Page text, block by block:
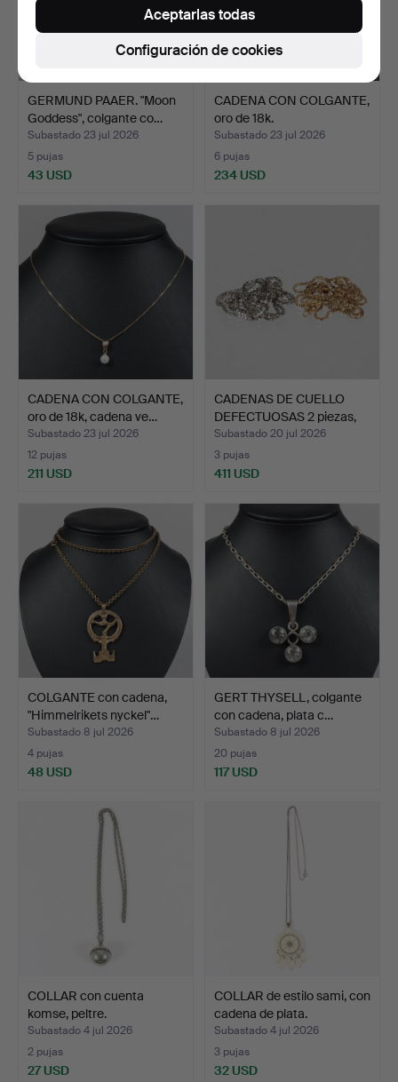
GERMUND PAAER. "Moon
Goddess", colgante co…
Subastado 23 jul 2026
5 pujas
43 USD
CADENA CON COLGANTE,
oro de 18k.
Subastado 23 jul 2026
6 pujas
234 USD
CADENA CON COLGANTE,
oro de 18k, cadena ve…
Subastado 23 jul 2026
12 pujas
211 USD
CADENAS DE CUELLO
DEFECTUOSAS 2 piezas,
or…
Subastado 20 jul 2026
3 pujas
411 USD
COLGANTE con cadena,
"Himmelrikets nyckel"…
Subastado 8 jul 2026
4 pujas
48 USD
GERT THYSELL, colgante
con cadena, plata c…
Subastado 8 jul 2026
20 pujas
117 USD
COLLAR con cuenta
komse, peltre.
Subastado 4 jul 2026
2 pujas
27 USD
COLLAR de estilo sami, con
cadena de plata.
Subastado 4 jul 2026
3 pujas
32 USD
Configuración de cookies
Aceptarlas todas